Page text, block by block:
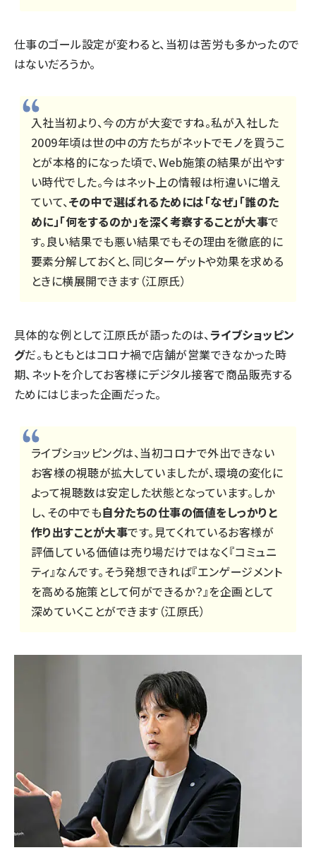
仕事のゴール設定が変わると、当初は苦労も多かったので
はないだろうか。
入社当初より、今の方が大変ですね。私が入社した
2009年頃は世の中の方たちがネットでモノを買うこ
とが本格的になった頃で、Web施策の結果が出やす
い時代でした。今はネット上の情報は桁違いに増え
ていて、その中で選ばれるためには「なぜ」「誰のた
めに」「何をするのか」を深く考察することが大事で
す。良い結果でも悪い結果でもその理由を徹底的に
要素分解しておくと、同じターゲットや効果を求める
ときに横展開できます（江原氏）
具体的な例として江原氏が語ったのは、ライブショッピン
グだ。もともとはコロナ禍で店舗が営業できなかった時
期、ネットを介してお客様にデジタル接客で商品販売する
ためにはじまった企画だった。
ライブショッピングは、当初コロナで外出できない
お客様の視聴が拡大していましたが、環境の変化に
よって視聴数は安定した状態となっています。しか
し、その中でも自分たちの仕事の価値をしっかりと
作り出すことが大事です。見てくれているお客様が
評価している価値は売り場だけではなく『コミュニ
ティ』なんです。そう発想できれば『エンゲージメント
を高める施策として何ができるか？』を企画として
深めていくことができます（江原氏）